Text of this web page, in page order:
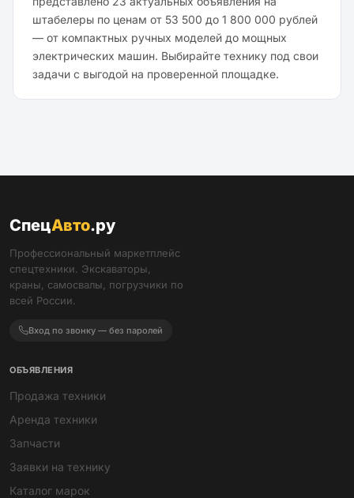
штабелеры по ценам от 53 500 до 1 800 000 рублей
— от компактных ручных моделей до мощных
электрических машин. Выбирайте технику под свои
задачи с выгодой на проверенной площадке.
СпецАвто.ру
Профессиональный маркетплейс
спецтехники. Экскаваторы,
краны, самосвалы, погрузчики по
всей России.
Вход по звонку — без паролей
ОБЪЯВЛЕНИЯ
Продажа техники
Аренда техники
Запчасти
Заявки на технику
Каталог марок